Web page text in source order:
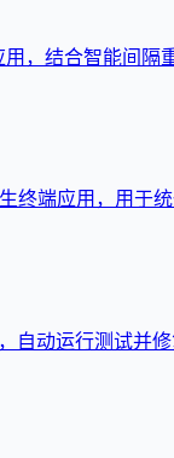
，结合智能间隔
终端应用，用于
自动运行测试并